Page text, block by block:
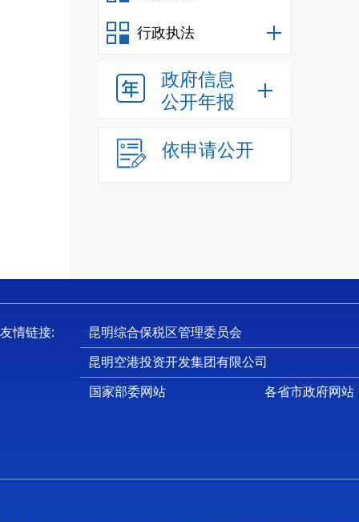
行政执法
政府信息
公开年报
依申请公开
友情链接: 昆明综合保税区管理委员会
昆明空港投资开发集团有限公司
国家部委网站 各省市政府网站